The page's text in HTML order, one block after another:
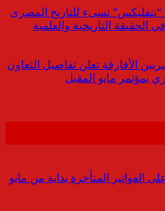
تسىء للتاريخ المصرى
الحقيقة التاريخية والعلمية
الأفارقة تعلن تفاصيل التعاون
بمؤتمر مايو المقبل
١٧٪ فوائد على الفواتير المتأخرة بداية من مايو